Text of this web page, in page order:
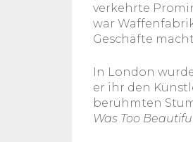
verkehrte
war
Geschäfte
In London
er ihr den
berühmten
Was Too